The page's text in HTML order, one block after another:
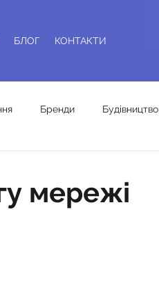
БЛОГ КОНТАКТИ
Бренди Будівництво
мережі